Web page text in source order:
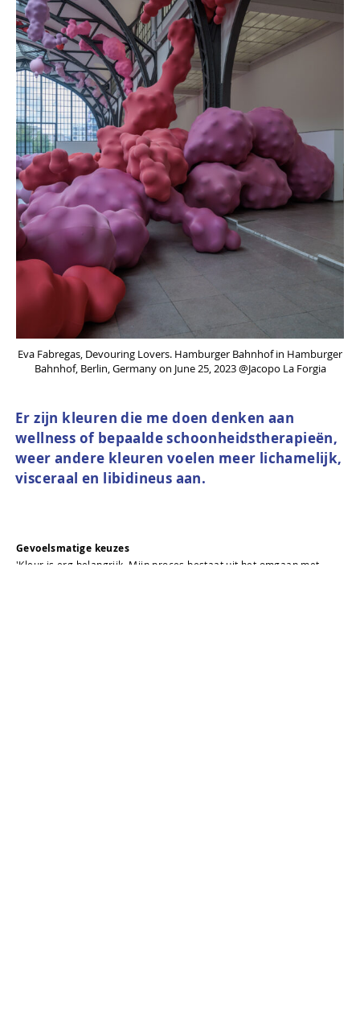
Eva Fabregas, Devouring Lovers. Hamburger Bahnhof in Hamburger
Bahnhof, Berlin, Germany on June 25, 2023 @Jacopo La Forgia
Er zijn kleuren die me doen denken aan
wellness of bepaalde schoonheidstherapieën,
weer andere kleuren voelen meer lichamelijk,
visceraal en libidineus aan.
Gevoelsmatige keuzes
'Kleur is erg belangrijk. Mijn proces bestaat uit het omgaan met